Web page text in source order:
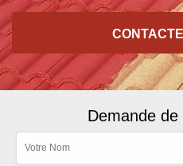
Demande